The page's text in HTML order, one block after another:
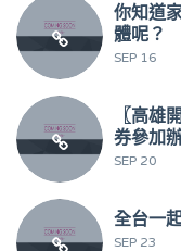
你知道
體呢？
SEP 16
〖高雄
券參加
SEP 20
全台一
SEP 23